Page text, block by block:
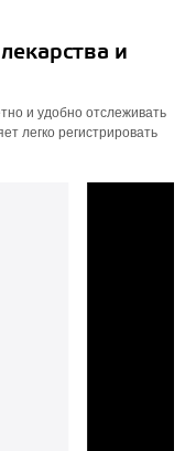
и
и удобно отслеживать
легко регистрировать